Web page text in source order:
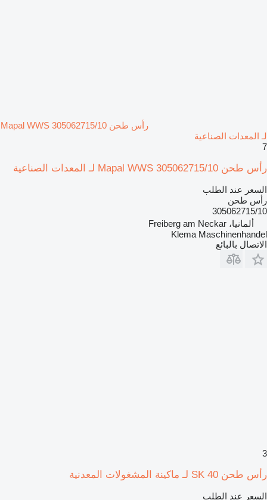
رأس طحن Mapal WWS 305062715/10
لـ المعدات الصناعية
7
رأس طحن Mapal WWS 305062715/10 لـ المعدات الصناعية
السعر عند الطلب
رأس طحن
305062715/10
ألمانيا، Freiberg am Neckar
Klema Maschinenhandel
الاتصال بالبائع
3
رأس طحن SK 40 لـ ماكينة المشغولات المعدنية
السعر عند الطلب